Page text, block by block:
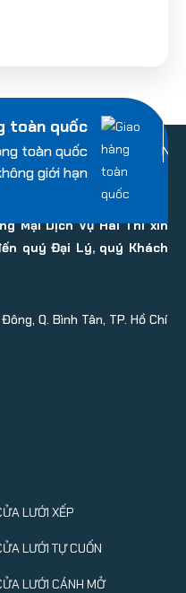
toàn quốc
toàn quốc
giới hạn
Mại Dịch Vụ Hai Thi xin
quý Đại Lý, quý Khách
Q. Bình Tân, TP. Hồ Chí
LƯỚI XẾP
LƯỚI TỰ CUỐN
LƯỚI CÁNH MỞ